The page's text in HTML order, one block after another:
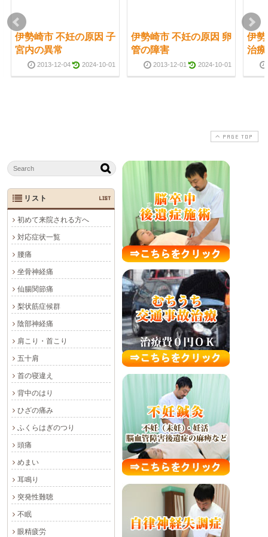
伊勢崎市 不妊の原因 子
宮内の異常
2013-12-04 2024-10-01
伊勢崎市 不妊の原因 卵
管の障害
2013-12-01 2024-10-01
伊
治
PAGE TOP
リスト LIST
初めて来院される方へ
対応症状一覧
腰痛
坐骨神経痛
仙腸関節痛
梨状筋症候群
陰部神経痛
肩こり・首こり
五十肩
首の寝違え
背中のはり
ひざの痛み
ふくらはぎのつり
頭痛
めまい
耳鳴り
突発性難聴
不眠
眼精疲労